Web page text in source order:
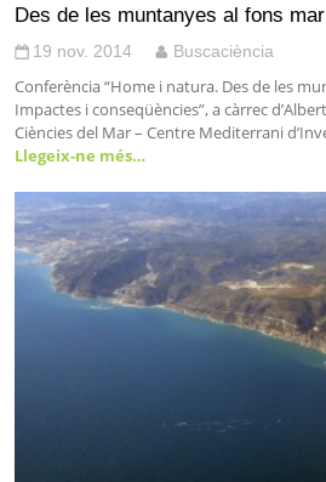
Des de les muntanyes al fons
19 nov. 2014 Buscaciència
Conferència “Home i natura. Des de les
Impactes i conseqüències”, a càrrec
Ciències del Mar – Centre Mediterrani
Llegeix-ne més…